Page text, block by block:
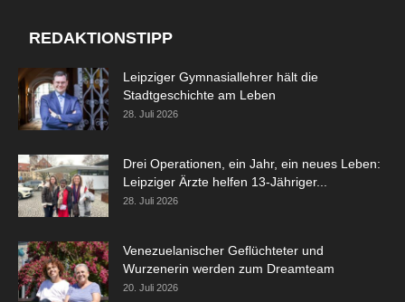
REDAKTIONSTIPP
Leipziger Gymnasiallehrer hält die
Stadtgeschichte am Leben
28. Juli 2026
Drei Operationen, ein Jahr, ein neues Leben:
Leipziger Ärzte helfen 13-Jähriger...
28. Juli 2026
Venezuelanischer Geflüchteter und
Wurzenerin werden zum Dreamteam
20. Juli 2026